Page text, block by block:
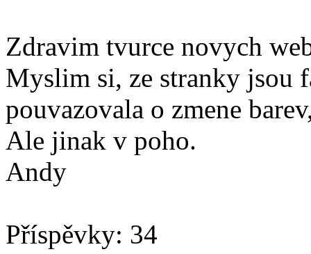
Zdravim tvurce novych
Myslim si, ze stranky jsou
pouvazovala o zmene
Ale jinak v poho.
Andy
Příspěvky: 34